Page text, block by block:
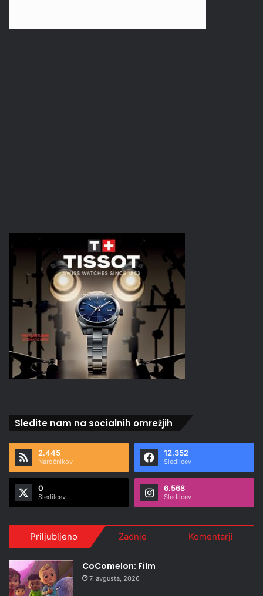
Sledite nam na socialnih omrežjih
2.445
Naročnikov
12.352
Sledilcev
0
Sledilcev
6.568
Sledilcev
Priljubljeno Zadnje Komentarji
CoComelon: Film
7. avgusta, 2026